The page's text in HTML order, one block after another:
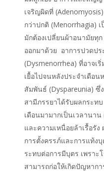
เจริญผิดที่
กว่าปกติ (Menorrhagia)
มักต้องเปลี่ยนผ้าอนามัยทุ
ออกมาด้วย อาการปวดปร
(Dysmenorrhea) ที่อาจเ
เยื้อไปจนหลังประจำเดือ
สัมพันธ์ (Dyspareunia) ซึ่
สามีภรรยาได้รับผลกระท
เดือนมามากเป็นเวลานา
และความเหนื่อยล้าเรื้อรั
การตั้งครรภ์และการแท้ง
ระทบต่อการมีบุตร เพราะ
สามารถก่อให้เกิดปัญหาก